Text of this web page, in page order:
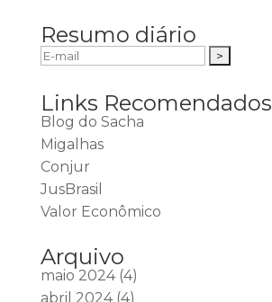
Resumo diário
Links Recomendados
Blog do Sacha
Migalhas
Conjur
JusBrasil
Valor Econômico
Arquivo
maio 2024(4)
abril 2024(4)